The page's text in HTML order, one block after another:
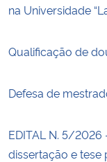
na Universidade
Qualificação de
Defesa de
EDITAL N. 5/2026
dissertação e tese